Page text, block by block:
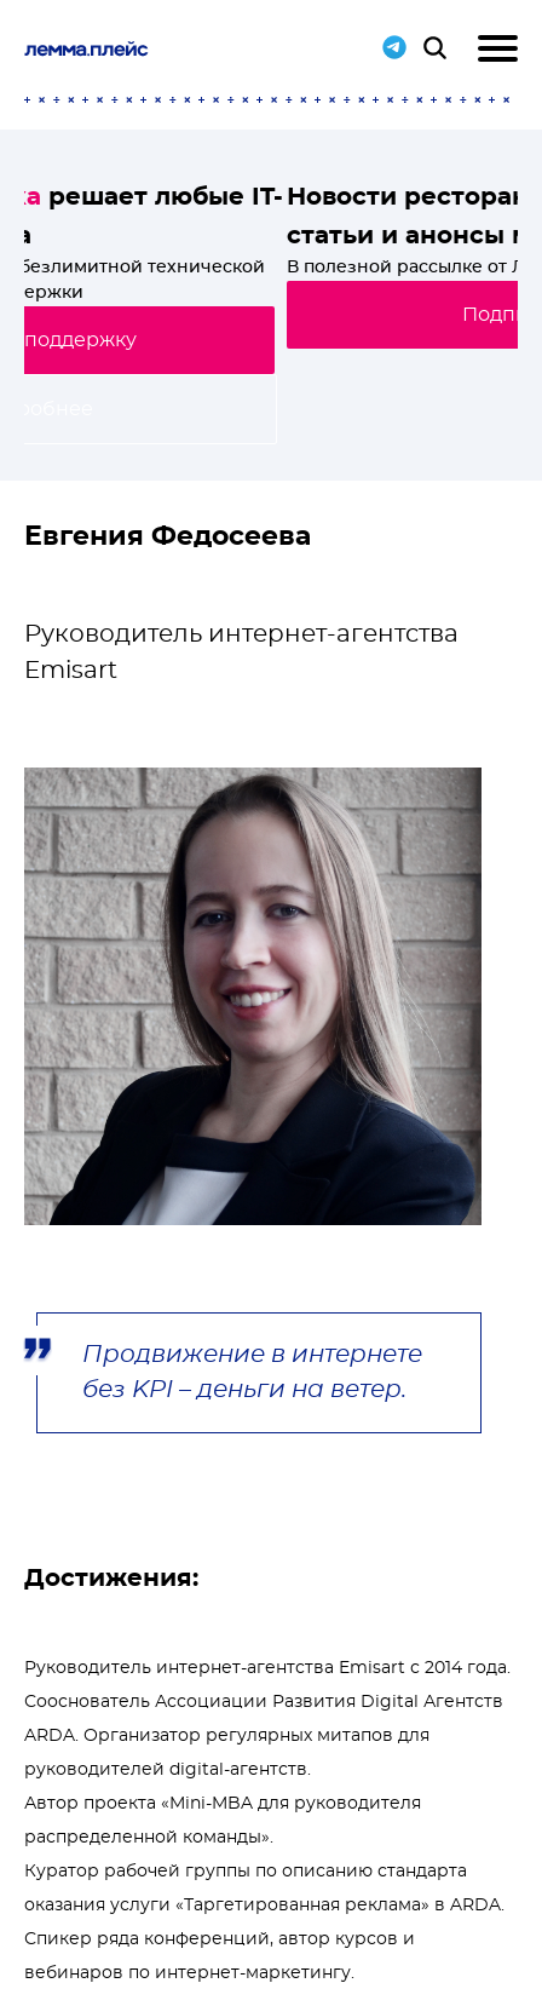
Новости ресторанного мира, свежие
статьи и анонсы мероприятий
В полезной рассылке от Лемма.Плейс. Подпишись!
Подписаться
Евгения Федосеева
Руководитель интернет-агентства
Emisart
Продвижение в интернете
без KPI – деньги на ветер.
Достижения:
Руководитель интернет-агентства Emisart с 2014 года.
Сооснователь Ассоциации Развития Digital Агентств
ARDA. Организатор регулярных митапов для
руководителей digital-агентств.
Автор проекта «Mini-MBA для руководителя
распределенной команды».
Куратор рабочей группы по описанию стандарта
оказания услуги «Таргетированная реклама» в ARDA.
Спикер ряда конференций, автор курсов и
вебинаров по интернет-маркетингу.